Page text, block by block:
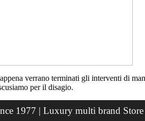
verrano terminati gli interventi di
per il disagio.
1977 | Luxury multi brand Store